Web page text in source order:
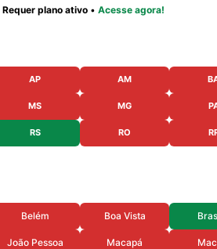
Requer plano ativo • Acesse agora!
AP AM
MS MG
RS RO
Belém Boa Vista
João Pessoa Macapá